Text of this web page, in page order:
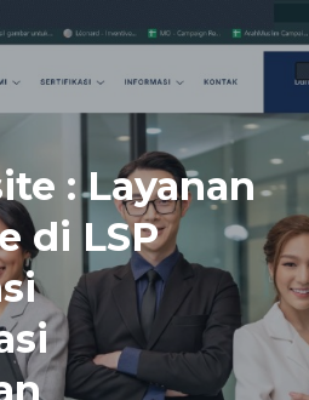
: Layanan
di LSP